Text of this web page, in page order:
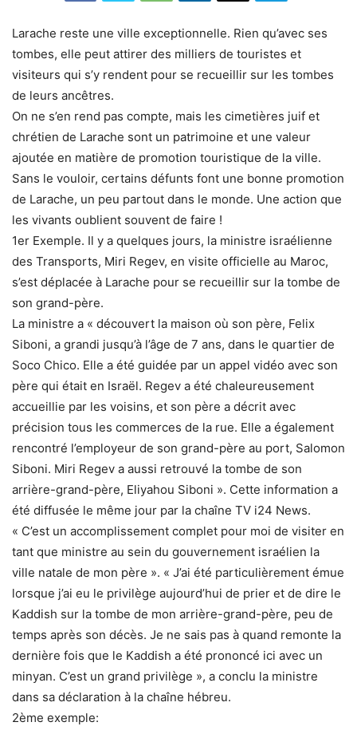
Larache reste une ville exceptionnelle. Rien qu’avec ses
tombes, elle peut attirer des milliers de touristes et
visiteurs qui s’y rendent pour se recueillir sur les tombes
de leurs ancêtres.
On ne s’en rend pas compte, mais les cimetières juif et
chrétien de Larache sont un patrimoine et une valeur
ajoutée en matière de promotion touristique de la ville.
Sans le vouloir, certains défunts font une bonne promotion
de Larache, un peu partout dans le monde. Une action que
les vivants oublient souvent de faire !
1er Exemple. Il y a quelques jours, la ministre israélienne
des Transports, Miri Regev, en visite officielle au Maroc,
s’est déplacée à Larache pour se recueillir sur la tombe de
son grand-père.
La ministre a « découvert la maison où son père, Felix
Siboni, a grandi jusqu’à l’âge de 7 ans, dans le quartier de
Soco Chico. Elle a été guidée par un appel vidéo avec son
père qui était en Israël. Regev a été chaleureusement
accueillie par les voisins, et son père a décrit avec
précision tous les commerces de la rue. Elle a également
rencontré l’employeur de son grand-père au port, Salomon
Siboni. Miri Regev a aussi retrouvé la tombe de son
arrière-grand-père, Eliyahou Siboni ». Cette information a
été diffusée le même jour par la chaîne TV i24 News.
« C’est un accomplissement complet pour moi de visiter en
tant que ministre au sein du gouvernement israélien la
ville natale de mon père ». « J’ai été particulièrement émue
lorsque j’ai eu le privilège aujourd’hui de prier et de dire le
Kaddish sur la tombe de mon arrière-grand-père, peu de
temps après son décès. Je ne sais pas à quand remonte la
dernière fois que le Kaddish a été prononcé ici avec un
minyan. C’est un grand privilège », a conclu la ministre
dans sa déclaration à la chaîne hébreu.
2ème exemple: